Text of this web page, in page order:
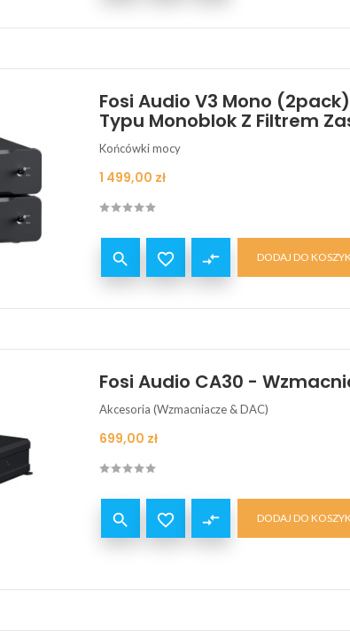
Fosi Audio V3 Mono
Typu Monoblok Z Filtrem
Końcówki mocy
Cena
1 499,00 zł
  compare_arrows DODAJ DO
Fosi Audio CA30 -
Akcesoria (Wzmacniacze & DAC)
Cena
699,00 zł
  compare_arrows DODAJ DO